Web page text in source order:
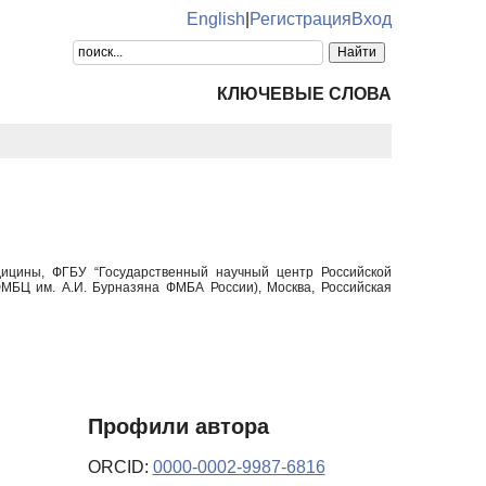
English РегистрацияВход
КЛЮЧЕВЫЕ СЛОВА
ФГБУ “Государственный научный центр Российской
им. А.И. Бурназяна ФМБА России), Москва, Российская
Профили автора
ORCID: 0000-0002-9987-6816